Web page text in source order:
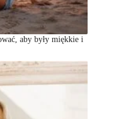
aby były miękkie i